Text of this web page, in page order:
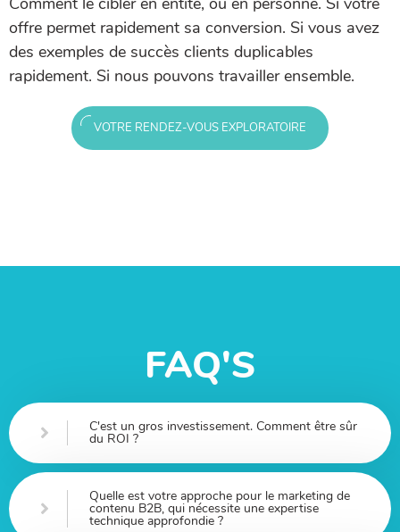
offre permet rapidement sa conversion. Si vous avez
des exemples de succès clients duplicables
rapidement. Si nous pouvons travailler ensemble.
VOTRE RENDEZ-VOUS EXPLORATOIRE
FAQ'S
C'est un gros investissement. Comment être sûr
du ROI ?
Quelle est votre approche pour le marketing de
contenu B2B, qui nécessite une expertise
technique approfondie ?